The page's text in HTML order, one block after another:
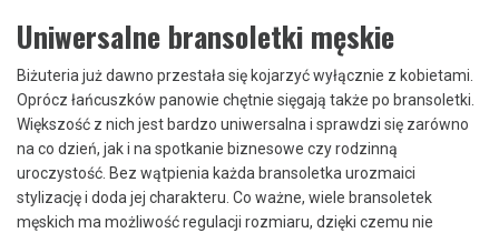
Uniwersalne bransoletki męskie
Biżuteria już dawno przestała się kojarzyć wyłącznie z kobietami.
Oprócz łańcuszków panowie chętnie sięgają także po bransoletki.
Większość z nich jest bardzo uniwersalna i sprawdzi się zarówno
na co dzień, jak i na spotkanie biznesowe czy rodzinną
uroczystość. Bez wątpienia każda bransoletka urozmaici
stylizację i doda jej charakteru. Co ważne, wiele bransoletek
męskich ma możliwość regulacji rozmiaru, dzięki czemu nie